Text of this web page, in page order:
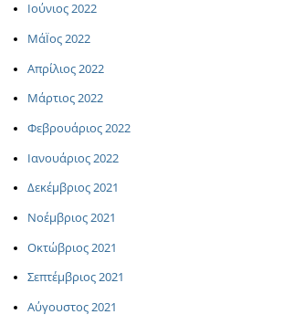
Ιούνιος 2022
ΜάΪος 2022
Απρίλιος 2022
Μάρτιος 2022
Φεβρουάριος 2022
Ιανουάριος 2022
Δεκέμβριος 2021
Νοέμβριος 2021
Οκτώβριος 2021
Σεπτέμβριος 2021
Αύγουστος 2021